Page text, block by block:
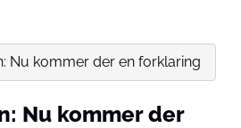
Nu kommer der en forklaring
Nu kommer der